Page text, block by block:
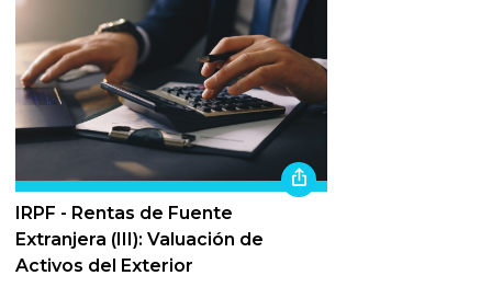
IRPF - Rentas de Fuente
Extranjera (III): Valuación de
Activos del Exterior